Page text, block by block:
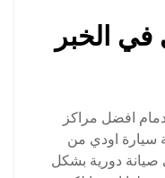
الخبر
افضل مراكز
سيارة اودي من
صيانة دورية بشكل